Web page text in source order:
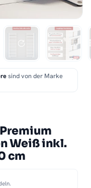
sind von der Marke
Weiß inkl.
cm